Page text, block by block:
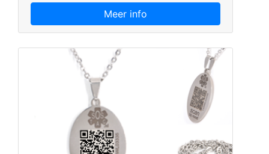
Meer info